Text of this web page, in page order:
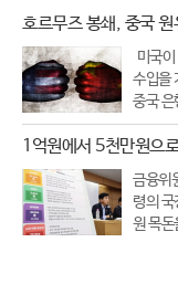
호르무즈 봉쇄, 중국 원
미국
수입을
중국 은
미-중
으로 해
1억원에서 5천만원으
금융위
령의
원 목돈